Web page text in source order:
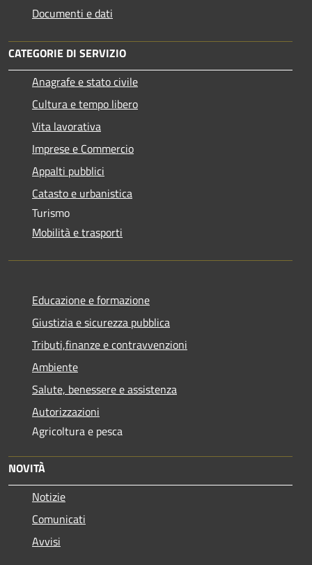
Documenti e dati
CATEGORIE DI SERVIZIO
Anagrafe e stato civile
Cultura e tempo libero
Vita lavorativa
Imprese e Commercio
Appalti pubblici
Catasto e urbanistica
Turismo
Mobilità e trasporti
Educazione e formazione
Giustizia e sicurezza pubblica
Tributi,finanze e contravvenzioni
Ambiente
Salute, benessere e assistenza
Autorizzazioni
Agricoltura e pesca
NOVITÀ
Notizie
Comunicati
Avvisi